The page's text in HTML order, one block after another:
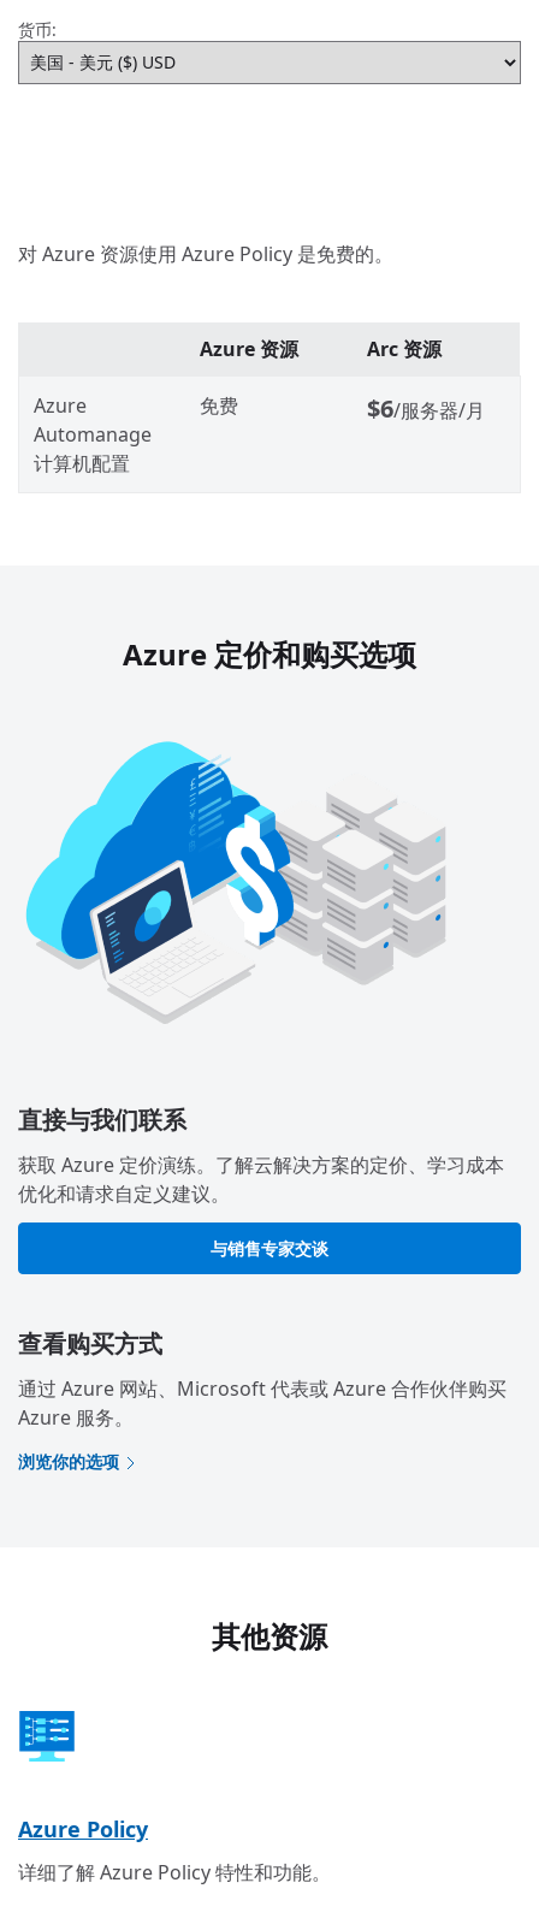
货币:
对 Azure 资源使用 Azure Policy 是免费的。
Azure 资源 Arc 资源
Azure
Automanage
计算机配置
免费 $6/服务器/月
Azure 定价和购买选项
直接与我们联系
获取 Azure 定价演练。了解云解决方案的定价、学习成本
优化和请求自定义建议。
与销售专家交谈
查看购买方式
通过 Azure 网站、Microsoft 代表或 Azure 合作伙伴购买
Azure 服务。
浏览你的选项
其他资源
Azure Policy
详细了解 Azure Policy 特性和功能。